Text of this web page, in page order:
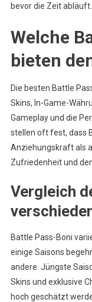
bevor die Zeit abläuft.
Welche
bieten
Die besten Battle
Skins, In-Game-
Gameplay und die
stellen oft fest, dass
Anziehungskraft als
Zufriedenheit und
Vergleich
Battle Pass-Boni
einige Saisons
andere. Jüngste
Skins und exklusive
hoch geschätzt